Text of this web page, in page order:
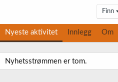
Finn
Nyeste aktivitet Innlegg Om
Nyhetsstrømmen er tom.